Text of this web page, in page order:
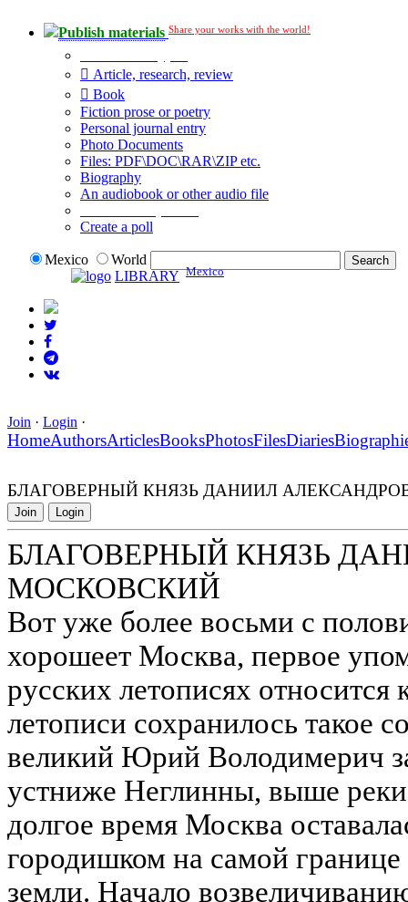
Publish materials Share your works with the world!
Article, research, review
Book
Fiction prose or poetry
Personal journal entry
Photo Documents
Files: PDF\DOC\RAR\ZIP etc.
Biography
An audiobook or other audio file
Create a poll
Mexico
World
LIBRARY Mexico
Join · Login ·
HomeAuthorsArticlesBooksPhotosFilesDiaries
БЛАГОВЕРНЫЙ КНЯЗЬ ДАНИИЛ
Join Login
БЛАГОВЕРНЫЙ КНЯЗЬ
МОСКОВСКИЙ
Вот уже более восьми с
хорошеет Москва, первое
русских летописях относится
летописи сохранилось такое
великий Юрий Володимерич
устниже Неглинны, выше
долгое время Москва
городишком на самой
земли. Начало